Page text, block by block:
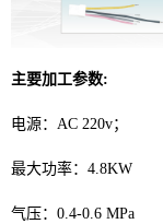
主要加工参数:
电源：AC 220v；
最大功率：4.8KW
气压：0.4-0.6 MPa